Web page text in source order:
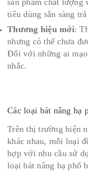
sản phẩm chất
tiêu dùng sẵn sàng
Thương hiệu mới:
nhưng có thể chưa
Đối với những ai
nhắc.
Các loại bát nâng hạ
Trên thị trường hiện
khác nhau, mỗi loại
hợp với nhu cầu sử
loại bát nâng hạ phổ